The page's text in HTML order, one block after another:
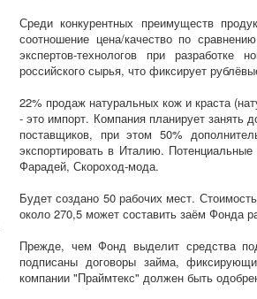
Среди конкурентных преимуществ
соотношение цена/качество по
экспертов-технологов при
российского сырья, что фиксирует
22% продаж натуральных кож и краста
- это импорт. Компания планирует занять
поставщиков, при этом 50%
экспортировать в Италию.
Фарадей, Скороход-мода.
Будет создано 50 рабочих мест.
около 270,5 может составить заём Фонда
Прежде, чем Фонд выделит средства
подписаны договоры займа,
компании "Праймтекс" должен быть